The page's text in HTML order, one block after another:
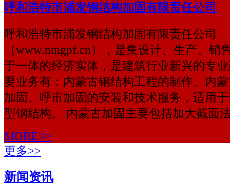
呼和浩特市浦发钢结构加固有限责任公司
呼和浩特市浦发钢结构加固有限责任公司
（www.nmgpf.cn），是集设计、生产、销
于一体的经济实体，是建筑行业新兴的专
要业务有：内蒙古钢结构工程的制作、内
加固、呼市加固的安装和技术服务，适用
型钢结构。 内蒙古加固主要包括加大截面
MORE>>
更多>>
新闻资讯